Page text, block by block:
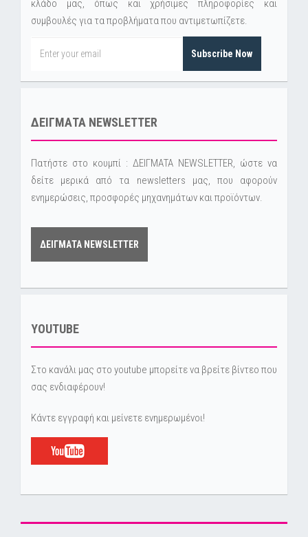
κλάδο μας, όπως και χρήσιμες πληροφορίες και
συμβουλές για τα προβλήματα που αντιμετωπίζετε.
Subscribe Now
ΔΕΙΓΜΑΤΑ NEWSLETTER
Πατήστε στο κουμπί : ΔΕΙΓΜΑΤΑ NEWSLETTER, ώστε να
δείτε μερικά από τα newsletters μας, που αφορούν
ενημερώσεις, προσφορές μηχανημάτων και προϊόντων.
ΔΕΙΓΜΑΤΑ NEWSLETTER
YOUTUBE
Στο κανάλι μας στο youtube μπορείτε να βρείτε βίντεο που
σας ενδιαφέρουν!
Κάντε εγγραφή και μείνετε ενημερωμένοι!